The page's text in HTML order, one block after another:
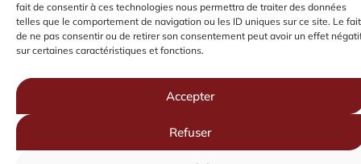
fait de consentir à ces technologies nous permettra de traiter des données
telles que le comportement de navigation ou les ID uniques sur ce site. Le fait
de ne pas consentir ou de retirer son consentement peut avoir un effet
sur certaines caractéristiques et fonctions.
Accepter
Refuser